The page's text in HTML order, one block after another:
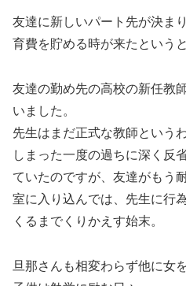
友達に新しいパート先が決ま
育費を貯める時が来たという
友達の勤め先の高校の新任教
いました。
先生はまだ正式な教師という
しまった一度の過ちに深く反
ていたのですが、友達がもう
室に入り込んでは、先生に行
くるまでくりかえす始末。
旦那さんも相変わらず他に女